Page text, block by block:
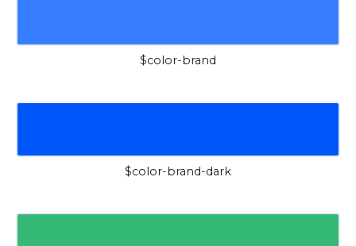
$color-brand
$color-brand-dark